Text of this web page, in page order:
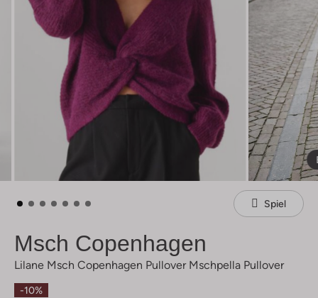
Spiel
Msch Copenhagen
Lilane Msch Copenhagen Pullover Mschpella Pullover
-10%